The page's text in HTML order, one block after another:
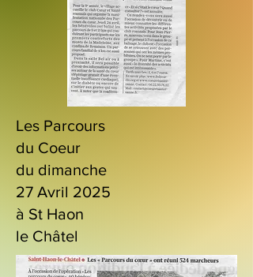
Les Parcours
du Coeur
du dimanche
27 Avril 2025
à St Haon
le Châtel